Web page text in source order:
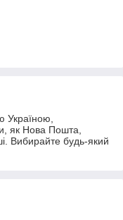
Україною,
як Нова Пошта,
Вибирайте будь-який